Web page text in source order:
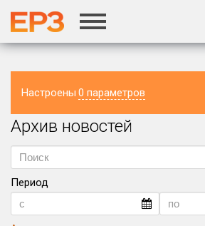
Настроены 0 параметров
Регион
Архив новостей
Период